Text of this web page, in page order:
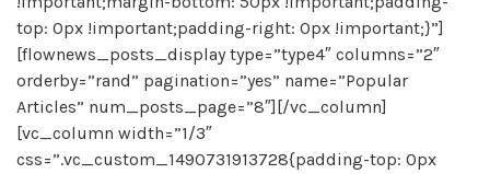
top: 0px !important;padding-right: 0px !important;}”]
[flownews_posts_display type=”type4″ columns=”2″
orderby=”rand” pagination=”yes” name=”Popular
Articles” num_posts_page=”8″][/vc_column]
[vc_column width=”1/3″
css=”.vc_custom_1490731913728{padding-top: 0px